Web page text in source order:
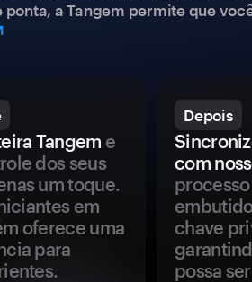
a Tangem permite que
Tangem e
dos seus
um toque.
em
oferece uma
para
Depois
com
chave
possa